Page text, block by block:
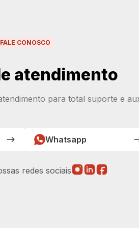
FALE CONOSCO
atendimento
para total suporte e
Whatsapp
redes sociais